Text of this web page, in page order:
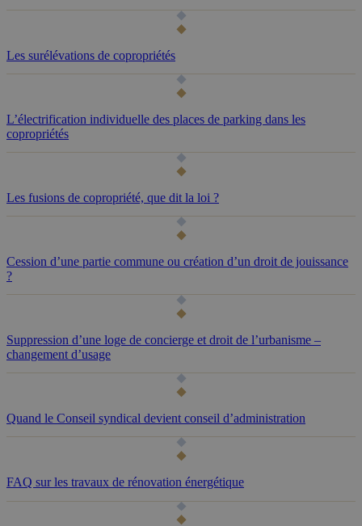
Les surélévations de copropriétés
L’électrification individuelle des places de parking dans les
copropriétés
Les fusions de copropriété, que dit la loi ?
Cession d’une partie commune ou création d’un droit de jouissance
?
Suppression d’une loge de concierge et droit de l’urbanisme –
changement d’usage
Quand le Conseil syndical devient conseil d’administration
FAQ sur les travaux de rénovation énergétique